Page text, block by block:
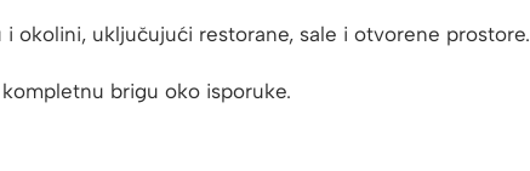
okolini, uključujući restorane, sale i otvorene prostore.
brigu oko isporuke.